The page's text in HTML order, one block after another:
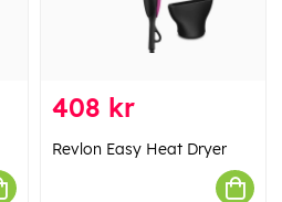
408 kr
Revlon Easy Heat Dryer